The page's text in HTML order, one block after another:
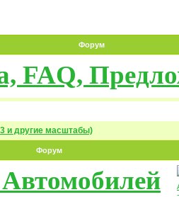
Форум
FAQ,
и другие масштабы)
Форум